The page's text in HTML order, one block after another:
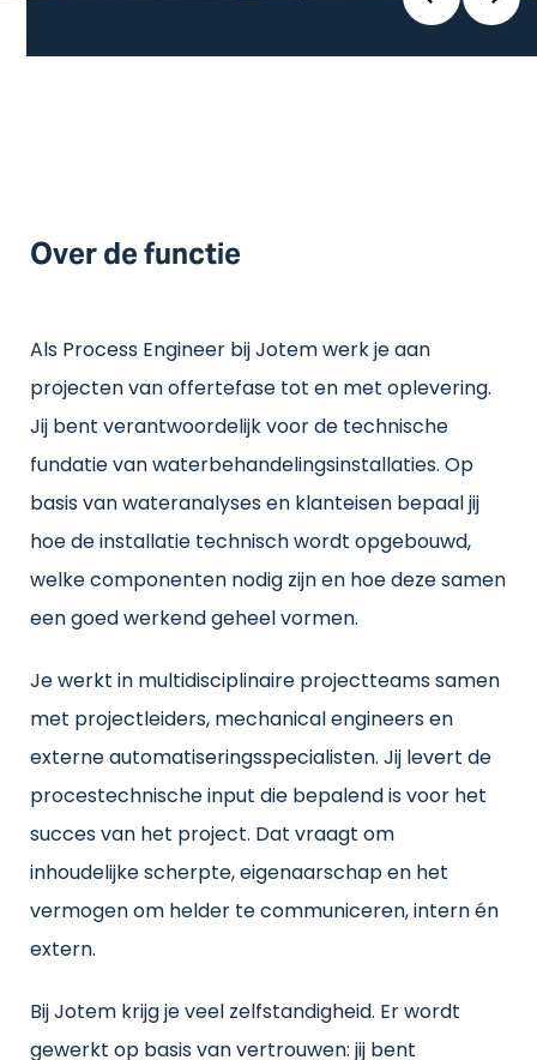
Over de functie
Als Process Engineer bij Jotem werk je aan
projecten van offertefase tot en met oplevering.
Jij bent verantwoordelijk voor de technische
fundatie van waterbehandelingsinstallaties. Op
basis van wateranalyses en klanteisen bepaal jij
hoe de installatie technisch wordt opgebouwd,
welke componenten nodig zijn en hoe deze samen
een goed werkend geheel vormen.
Je werkt in multidisciplinaire projectteams samen
met projectleiders, mechanical engineers en
externe automatiseringsspecialisten. Jij levert de
procestechnische input die bepalend is voor het
succes van het project. Dat vraagt om
inhoudelijke scherpte, eigenaarschap en het
vermogen om helder te communiceren, intern én
extern.
Bij Jotem krijg je veel zelfstandigheid. Er wordt
gewerkt op basis van vertrouwen: jij bent